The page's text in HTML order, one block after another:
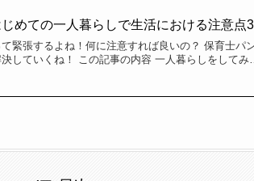
じめての一人暮らしで生活における注意点
緊張するよね！何に注意すれば良いの？ 保育士パ
していくね！ この記事の内容 一人暮らしをしてみ…